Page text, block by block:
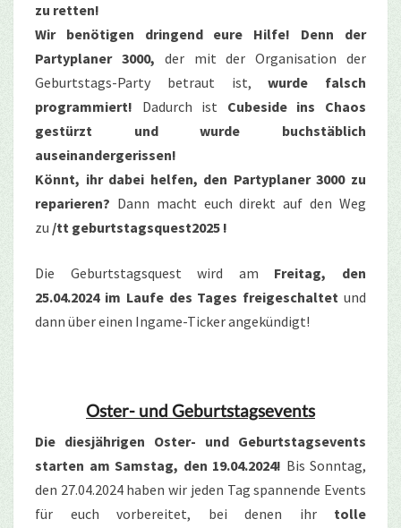
zu retten!
Wir benötigen dringend eure Hilfe! Denn der
Partyplaner 3000, der mit der Organisation der
Geburtstags-Party betraut ist, wurde falsch
programmiert! Dadurch ist Cubeside ins Chaos
gestürzt und wurde buchstäblich
auseinandergerissen!
Könnt, ihr dabei helfen, den Partyplaner 3000 zu
reparieren? Dann macht euch direkt auf den Weg
zu /tt geburtstagsquest2025 !
Die Geburtstagsquest wird am Freitag, den
25.04.2024 im Laufe des Tages freigeschaltet und
dann über einen Ingame-Ticker angekündigt!
Oster- und Geburtstagsevents
Die diesjährigen Oster- und Geburtstagsevents
starten am Samstag, den 19.04.2024! Bis Sonntag,
den 27.04.2024 haben wir jeden Tag spannende Events
für euch vorbereitet, bei denen ihr tolle